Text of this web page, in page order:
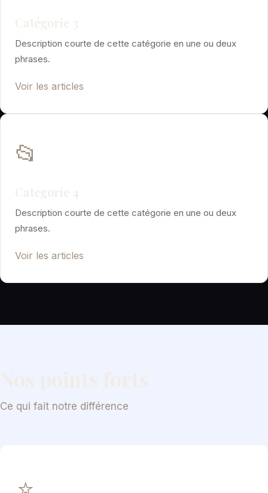
Catégorie 3
Description courte de cette catégorie en une ou deux
phrases.
Voir les articles
📂
Catégorie 4
Description courte de cette catégorie en une ou deux
phrases.
Voir les articles
Nos points forts
Ce qui fait notre différence